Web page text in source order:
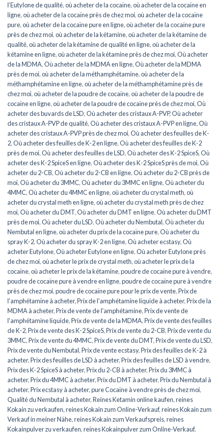
l’Eutylone de qualité,où acheter de la cocaïne,où acheter de la cocaïne en
ligne,où acheter de la cocaïne près de chez moi,où acheter de la cocaïne
pure,où acheter de la cocaïne pure en ligne,où acheter de la cocaïne pure
près de chez moi,où acheter de la kétamine,où acheter de la kétamine de
qualité,où acheter de la kétamine de qualité en ligne,où acheter de la
kétamine en ligne,où acheter de la kétamine près de chez moi,Où acheter
de la MDMA,Où acheter de la MDMA en ligne,Où acheter de la MDMA
près de moi,où acheter de la méthamphétamine,où acheter de la
méthamphétamine en ligne,où acheter de la méthamphétamine près de
chez moi,où acheter de la poudre de cocaïne,où acheter de la poudre de
cocaïne en ligne,où acheter de la poudre de cocaïne près de chez moi,Où
acheter des buvards de LSD,Où acheter des cristaux A-PVP,Où acheter
des cristaux A-PVP de qualité,Où acheter des cristaux A-PVP en ligne,Où
acheter des cristaux A-PVP près de chez moi,Où acheter des feuilles de K-
2,Où acheter des feuilles de K-2 en ligne,Où acheter des feuilles de K-2
près de moi,Où acheter des feuilles de LSD,Où acheter des K-2 SpiceS,Où
acheter des K-2 SpiceS en ligne,Où acheter des K-2 SpiceS près de moi,Où
acheter du 2-CB,Où acheter du 2-CB en ligne,Où acheter du 2-CB près de
moi,Où acheter du 3MMC,Où acheter du 3MMC en ligne,Où acheter du
4MMC,Où acheter du 4MMC en ligne,où acheter du crystal meth,où
acheter du crystal meth en ligne,où acheter du crystal meth près de chez
moi,Où acheter du DMT,Où acheter du DMT en ligne,Où acheter du DMT
près de moi,Où acheter du LSD,Où acheter du Nembutal,Où acheter du
Nembutal en ligne,où acheter du prix de la cocaïne pure,Où acheter du
spray K-2,Où acheter du spray K-2 en ligne,Où acheter ecstasy,Où
acheter Eutylone,Où acheter Eutylone en ligne,Où acheter Eutylone près
de chez moi,où acheter le prix de crystal meth,où acheter le prix de la
cocaïne,où acheter le prix de la kétamine,poudre de cocaïne pure à vendre,
poudre de cocaïne pure à vendre en ligne,poudre de cocaïne pure à vendre
près de chez moi,poudre de cocaïne pure pour le prix de vente,Prix de
l'amphétamine à acheter,Prix de l'amphétamine liquide à acheter,Prix de la
MDMA à acheter,Prix de vente de l'amphétamine,Prix de vente de
l'amphétamine liquide,Prix de vente de la MDMA,Prix de vente des feuilles
de K-2,Prix de vente des K-2 SpiceS,Prix de vente du 2-CB,Prix de vente du
3MMC,Prix de vente du 4MMC,Prix de vente du DMT,Prix de vente du LSD,
Prix de vente du Nembutal,Prix de vente ecstasy,Prix des feuilles de K-2 à
acheter,Prix des feuilles de LSD à acheter,Prix des feuilles de LSD à vendre,
Prix des K-2 SpiceS à acheter,Prix du 2-CB à acheter,Prix du 3MMC à
acheter,Prix du 4MMC à acheter,Prix du DMT à acheter,Prix du Nembutal à
acheter,Prix ecstasy à acheter,pure Cocaïne à vendre près de chez moi,
Qualité du Nembutal à acheter,Reines Ketamin online kaufen,reines
Kokain zu verkaufen,reines Kokain zum Online-Verkauf,reines Kokain zum
Verkauf in meiner Nähe,reines Kokain zum Verkaufspreis,reines
Kokainpulver zu verkaufen,reines Kokainpulver zum Online-Verkauf,